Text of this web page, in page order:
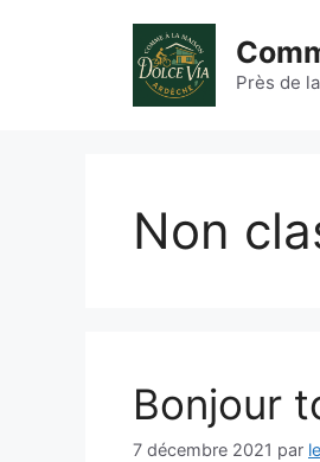
Près de
Non
Bonjour
7 décembre 2021 par